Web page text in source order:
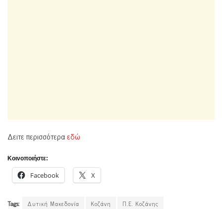
Δειτε περισσότεραεδώ
Κοινοποιήστε:
Facebook X
Tags: Δυτική Μακεδονία Κοζάνη Π.Ε. Κοζάνης